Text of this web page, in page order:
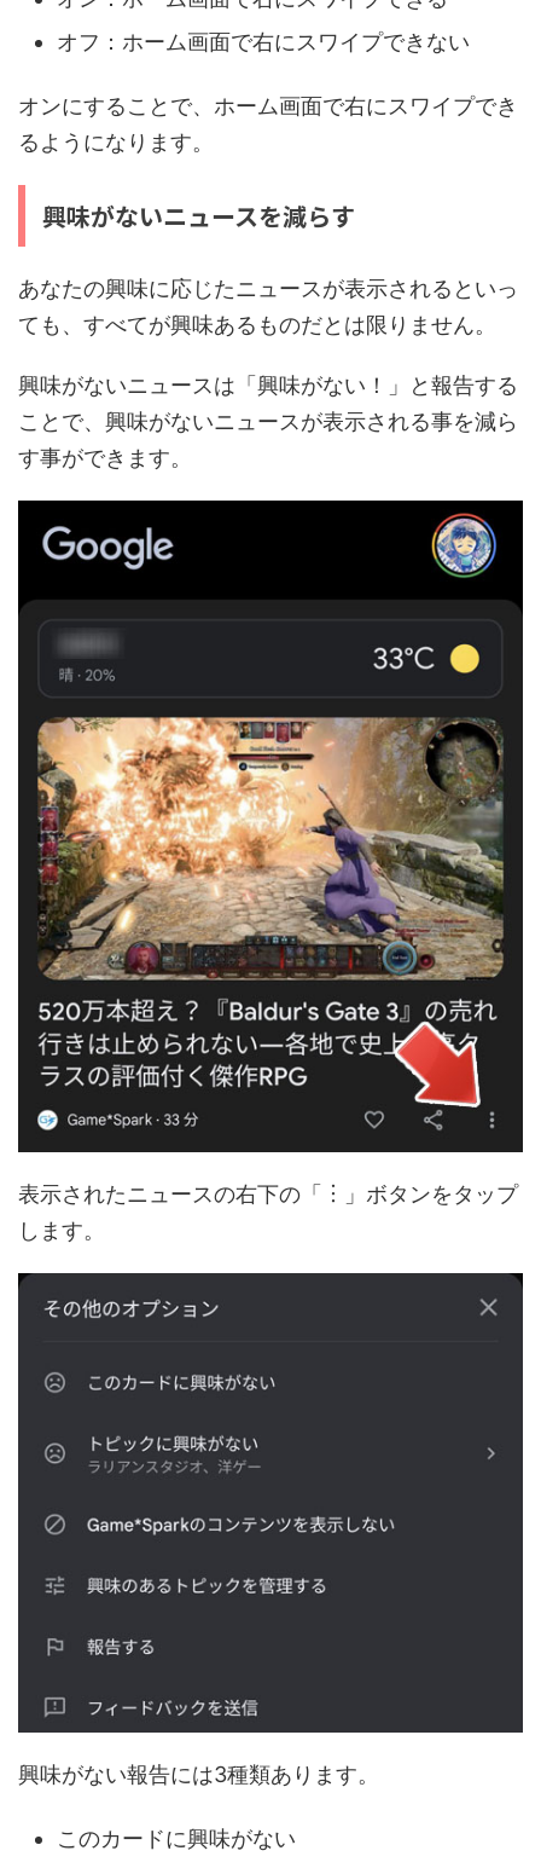
オフ：ホーム画面で右にスワイプできない
オンにすることで、ホーム画面で右にスワイプでき
るようになります。
興味がないニュースを減らす
あなたの興味に応じたニュースが表示されるといっ
ても、すべてが興味あるものだとは限りません。
興味がないニュースは「興味がない！」と報告する
ことで、興味がないニュースが表示される事を減ら
す事ができます。
表示されたニュースの右下の「︙」ボタンをタップ
します。
興味がない報告には3種類あります。
このカードに興味がない